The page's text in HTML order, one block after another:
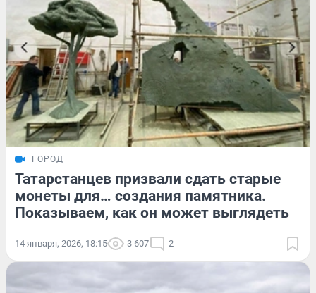
ГОРОД
Татарстанцев призвали сдать старые
монеты для… создания памятника.
Показываем, как он может выглядеть
14 января, 2026, 18:15 3 607 2